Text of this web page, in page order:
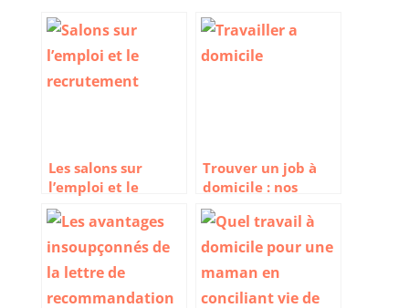
Les salons sur
l’emploi et le
recrutement en
2023
Trouver un job à
domicile : nos
conseils pour
travailler en ligne